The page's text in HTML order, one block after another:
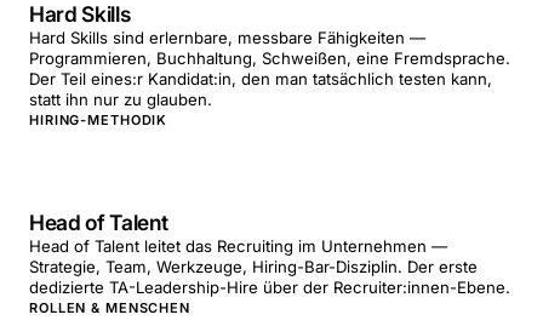
Hard Skills
Hard Skills sind erlernbare, messbare Fähigkeiten —
Programmieren, Buchhaltung, Schweißen, eine Fremdsprache.
Der Teil eines:r Kandidat:in, den man tatsächlich testen kann,
statt ihn nur zu glauben.
HIRING-METHODIK
Head of Talent
Head of Talent leitet das Recruiting im Unternehmen —
Strategie, Team, Werkzeuge, Hiring-Bar-Disziplin. Der erste
dedizierte TA-Leadership-Hire über der Recruiter:innen-Ebene.
ROLLEN & MENSCHEN